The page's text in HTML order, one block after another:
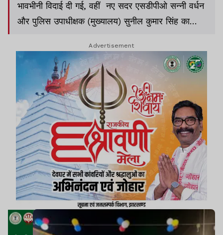
भावभीनी विदाई दी गई, वहीं नए सदर एसडीपीओ सन्नी वर्धन
और पुलिस उपाधीक्षक (मुख्यालय) सुनील कुमार सिंह का
Advertisement